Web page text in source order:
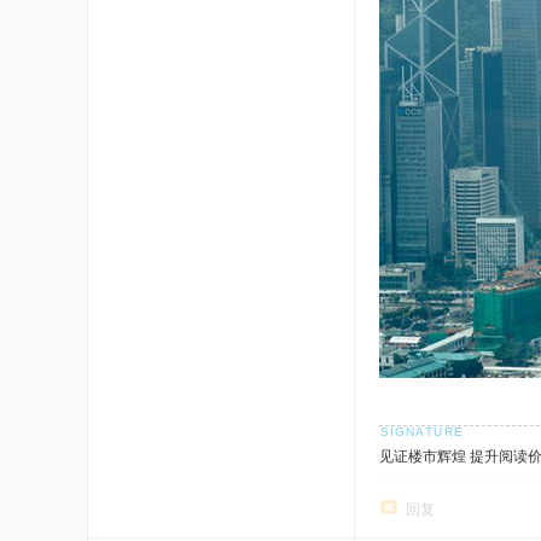
见证楼市辉煌 提升阅读
回复